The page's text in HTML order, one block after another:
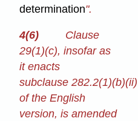
determination".
4(6)
Clause
29(1)⁠(c), insofar as
it enacts
subclause 282.2(1)⁠(b)⁠(ii)
of the English
version, is amended